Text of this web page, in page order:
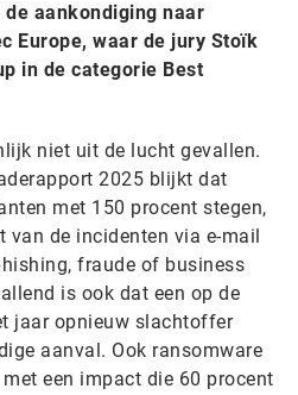
aankondiging naar
Europe, waar de jury Stoïk
in de categorie Best
niet uit de lucht gevallen.
2025 blijkt dat
met 150 procent stegen,
de incidenten via e-mail
fraude of business
is ook dat een op de
jaar opnieuw slachtoffer
aanval. Ook ransomware
een impact die 60 procent